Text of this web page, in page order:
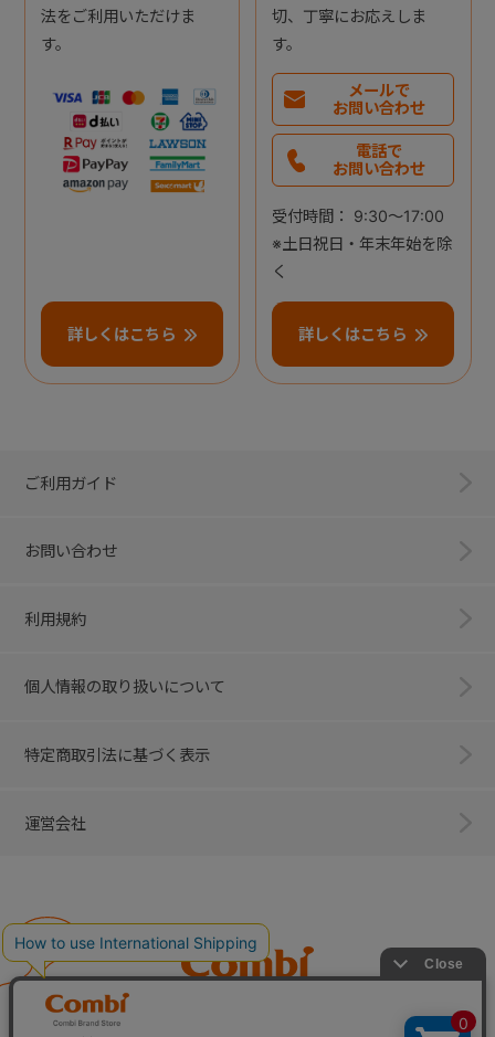
法をご利用いただけま
す。
詳しくはこちら
切、丁寧にお応えしま
す。
メールで
お問い合わせ
電話で
お問い合わせ
受付時間： 9:30～17:00
※土日祝日・年末年始を除
く
詳しくはこちら
ご利用ガイド
お問い合わせ
利用規約
個人情報の取り扱いについて
特定商取引法に基づく表示
運営会社